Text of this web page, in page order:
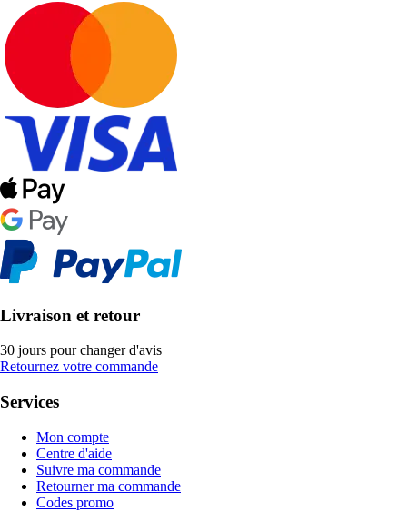
Livraison et retour
30 jours pour changer d'avis
Retournez votre commande
Services
Mon compte
Centre d'aide
Suivre ma commande
Retourner ma commande
Codes promo